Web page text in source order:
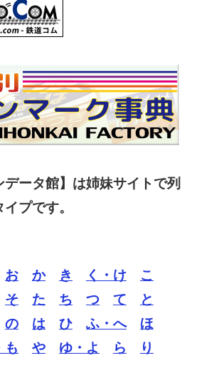
データ館】は姉妹サイトで列
プです。
お か き く・け
こ
そ た ち つ て
と
の は ひ ふ・へ
ほ
も や ゆ・よ ら
り